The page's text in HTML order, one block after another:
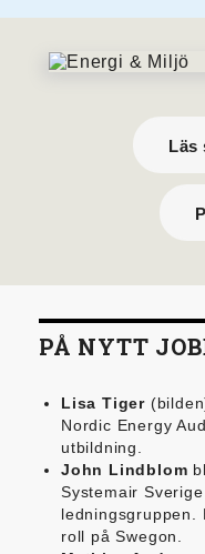
Läs
PÅ NYTT
Lisa Tiger
Nordic Energy
utbildning.
John Lindblom
Systemair
ledningsgruppen.
roll på Swegon.